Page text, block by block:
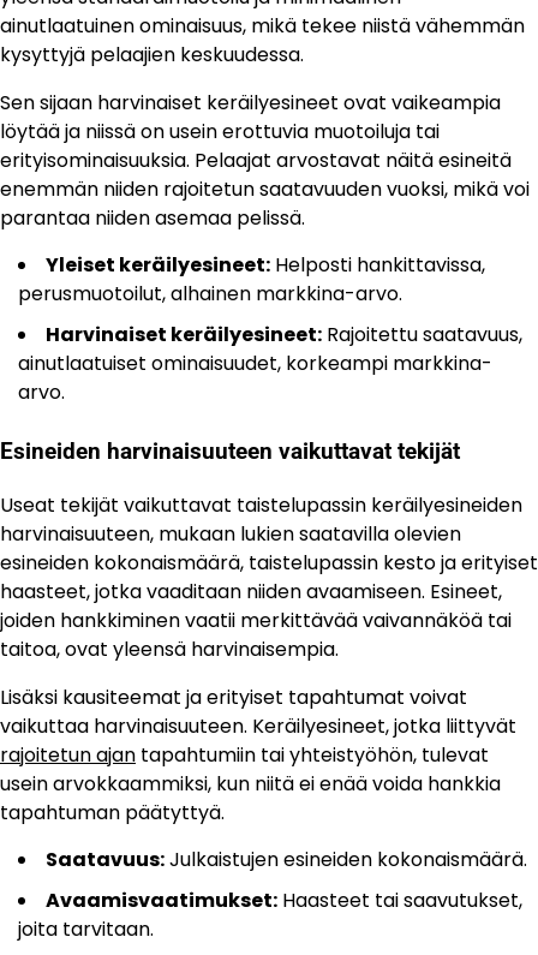
ainutlaatuinen ominaisuus, mikä tekee niistä vähemmän
kysyttyjä pelaajien keskuudessa.
Sen sijaan harvinaiset keräilyesineet ovat vaikeampia
löytää ja niissä on usein erottuvia muotoiluja tai
erityisominaisuuksia. Pelaajat arvostavat näitä esineitä
enemmän niiden rajoitetun saatavuuden vuoksi, mikä voi
parantaa niiden asemaa pelissä.
Yleiset keräilyesineet: Helposti hankittavissa,
perusmuotoilut, alhainen markkina-arvo.
Harvinaiset keräilyesineet: Rajoitettu saatavuus,
ainutlaatuiset ominaisuudet, korkeampi markkina-
arvo.
Esineiden harvinaisuuteen vaikuttavat tekijät
Useat tekijät vaikuttavat taistelupassin keräilyesineiden
harvinaisuuteen, mukaan lukien saatavilla olevien
esineiden kokonaismäärä, taistelupassin kesto ja erityiset
haasteet, jotka vaaditaan niiden avaamiseen. Esineet,
joiden hankkiminen vaatii merkittävää vaivannäköä tai
taitoa, ovat yleensä harvinaisempia.
Lisäksi kausiteemat ja erityiset tapahtumat voivat
vaikuttaa harvinaisuuteen. Keräilyesineet, jotka liittyvät
rajoitetun ajan tapahtumiin tai yhteistyöhön, tulevat
usein arvokkaammiksi, kun niitä ei enää voida hankkia
tapahtuman päätyttyä.
Saatavuus:Julkaistujen esineiden kokonaismäärä.
Avaamisvaatimukset: Haasteet tai saavutukset,
joita tarvitaan.